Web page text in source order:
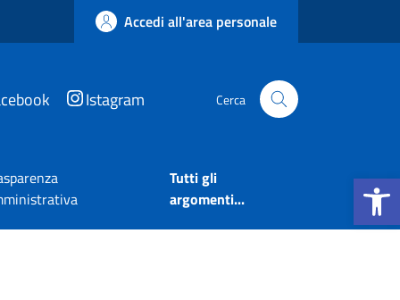
Apri la
Accedi all'area personale
Istagram Cerca
Tutti gli
argomenti...